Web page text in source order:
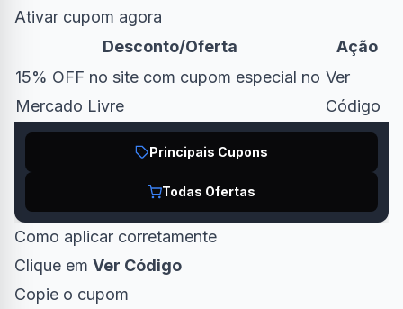
Ativar cupom agora
Desconto/Oferta
Ação
15% OFF no site com cupom especial no
Mercado Livre
Ver
Código
Principais Cupons
Todas Ofertas
Como aplicar corretamente
Clique em Ver Código
Copie o cupom